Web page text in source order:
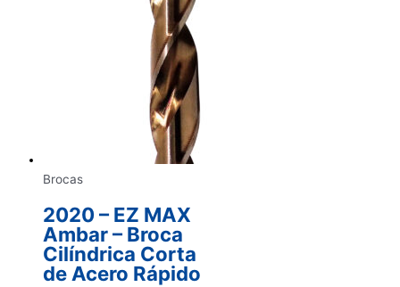
Brocas
2020 – EZ MAX
Ambar – Broca
Cilíndrica Corta
de Acero Rápido